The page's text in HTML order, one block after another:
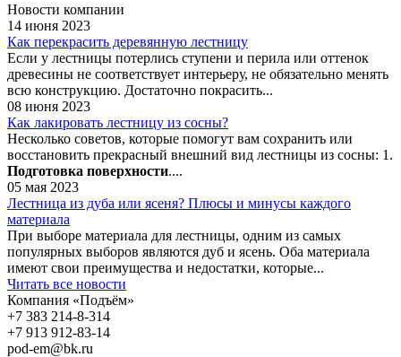
Новости компании
14 июня 2023
Как перекрасить деревянную лестницу
Если у лестницы потерлись ступени и перила или оттенок
древесины не соответствует интерьеру, не обязательно менять
всю конструкцию. Достаточно покрасить...
08 июня 2023
Как лакировать лестницу из сосны?
Несколько советов, которые помогут вам сохранить или
восстановить прекрасный внешний вид лестницы из сосны: 1.
Подготовка поверхности....
05 мая 2023
Лестница из дуба или ясеня? Плюсы и минусы каждого
материала
При выборе материала для лестницы, одним из самых
популярных выборов являются дуб и ясень. Оба материала
имеют свои преимущества и недостатки, которые...
Читать все новости
Компания «Подъём»
+7 383 214-8-314
+7 913 912-83-14
pod-em@bk.ru